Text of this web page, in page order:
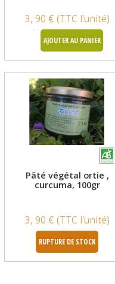
3, 90 € (TTC l'unité)
AJOUTER AU PANIER
Pâté végétal ortie ,
curcuma, 100gr
3, 90 € (TTC l'unité)
RUPTURE DE STOCK